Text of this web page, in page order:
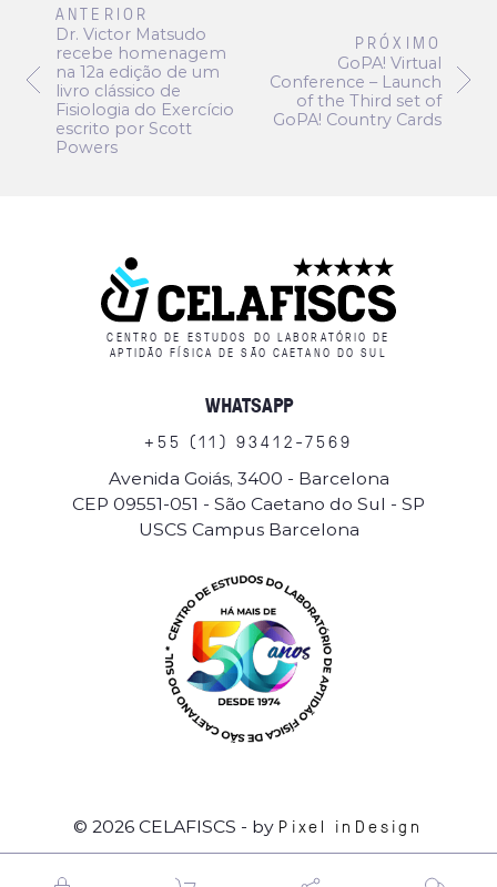
ANTERIOR
Dr. Victor Matsudo
recebe homenagem
na 12a edição de um
livro clássico de
Fisiologia do Exercício
escrito por Scott
Powers
PRÓXIMO
GoPA! Virtual
Conference – Launch
of the Third set of
GoPA! Country Cards
© 2026 CELAFISCS - by Pixel inDesign
CENTRO DE ESTUDOS DO LABORATÓRIO DE
APTIDÃO FÍSICA DE SÃO CAETANO DO SUL
WHATSAPP
+55 (11 ) 9341 2-7569
Avenida Goiás, 3400 - Barcelona
CEP 09551-051 - São Caetano do Sul - SP
USCS Campus Barcelona